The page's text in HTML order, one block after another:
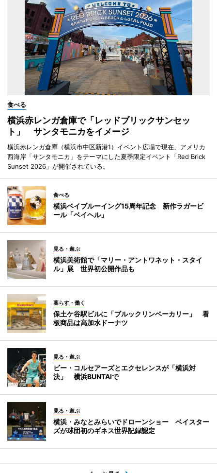
食べる
横浜赤レンガ倉庫で「レッドブリックサンセッ
ト」 サンタモニカをイメージ
横浜赤レンガ倉庫（横浜市中区新港1）イベント広場で現在、アメリカ
西海岸「サンタモニカ」をテーマにした夏季限定イベント「Red Brick
Sunset 2026」が開催されている。
食べる
横浜ベイブルーイング15周年記念 新作ラガービ
ール「ベイヘル」
見る・遊ぶ
横浜美術館で「マリー・アントワネット・スタイ
ル」展 世界初公開作品も
暮らす・働く
保土ケ谷駅ビルに「ブルックリンベーカリー」 看
板商品は高加水ドーナツ
見る・遊ぶ
ビー・コルセアーズとエクセレンスが「横浜対
決」 横浜BUNTAIで
見る・遊ぶ
横浜・みなとみらいでドローンショー ベイスター
ズが球団初のギネス世界記録認定